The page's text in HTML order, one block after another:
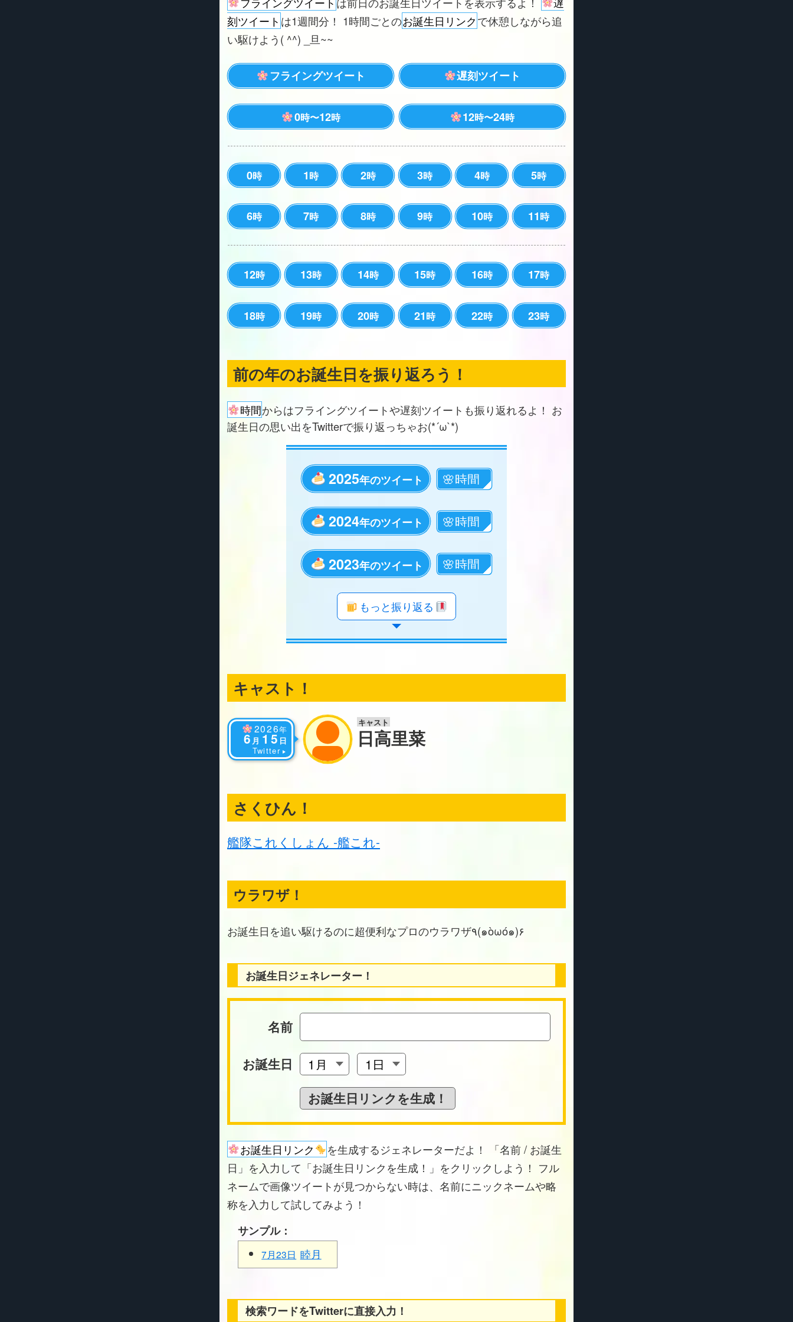
刻ツイート は1週間分！ 1時間ごとのお誕生日リンクで休憩しながら追
い駆けよう( ^^) _旦~~
フライングツイート 遅刻ツイート
0時〜12時 12時〜24時
0時 1時 2時 3時 4時 5時
6時 7時 8時 9時 10時 11時
12時 13時 14時 15時 16時 17時
18時 19時 20時 21時 22時 23時
前の年のお誕生日を振り返ろう！
時間からはフライングツイートや遅刻ツイートも振り返れるよ！ お
誕生日の思い出をTwitterで振り返っちゃお(*´ω`*)
2025年のツイート
2024年のツイート
2023年のツイート
年のツイート
年のツイート
年のツイート
年のツイート
年のツイート
年のツイート
年のツイート
年のツイート
年のツイート
年のツイート
年のツイート
年のツイート
年のツイート
年のツイート
年のツイート
年のツイート
年のツイート
もっと振り返る
キャスト！
2026年
6 月 15 日
Twitter
キャスト
日高里菜
さくひん！
艦隊これくしょん -艦これ-
ウラワザ！
お誕生日を追い駆けるのに超便利なプロのウラワザ٩(๑òωó๑)۶
お誕生日ジェネレーター！
名前
お誕生日
お誕生日リンク
を生成するジェネレーターだよ！ 「名前 / お誕生
日」を入力して「お誕生日リンクを生成！」をクリックしよう！ フル
ネームで画像ツイートが見つからない時は、名前にニックネームや略
称を入力して試してみよう！
サンプル：
7月23日 睦月
検索ワードをTwitterに直接入力！